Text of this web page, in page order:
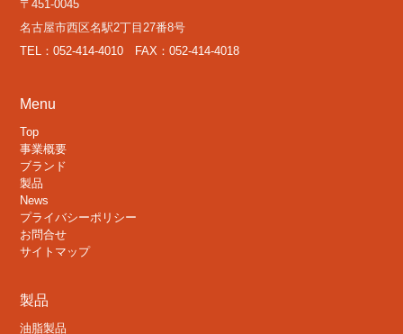
〒451-0045
名古屋市西区名駅2丁目27番8号
TEL：052-414-4010 FAX：052-414-4018
Menu
Top
事業概要
ブランド
製品
News
プライバシーポリシー
お問合せ
サイトマップ
製品
油脂製品